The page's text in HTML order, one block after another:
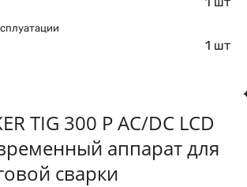
1 шт
TIG 300 P AC/DC LCD
аппарат для
сварки